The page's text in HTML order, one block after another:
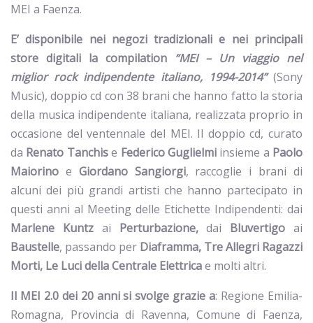
MEI a Faenza.
E’ disponibile nei negozi tradizionali e nei principali
store digitali la compilation “MEI – Un viaggio nel
miglior rock indipendente italiano, 1994-2014”(Sony
Music), doppio cd con 38 brani che hanno fatto la storia
della musica indipendente italiana, realizzata proprio in
occasione del ventennale del MEI. Il doppio cd, curato
da Renato Tanchise Federico Guglielmiinsieme a Paolo
Maiorino e Giordano Sangiorgi, raccoglie i brani di
alcuni dei più grandi artisti che hanno partecipato in
questi anni al Meeting delle Etichette Indipendenti: dai
Marlene Kuntzai Perturbazione,dai Bluvertigo ai
Baustelle, passando per Diaframma, Tre Allegri Ragazzi
Morti, Le Luci della Centrale Elettricae molti altri.
Il MEI 2.0 dei 20 anni si svolge grazie a: Regione Emilia-
Romagna, Provincia di Ravenna, Comune di Faenza,